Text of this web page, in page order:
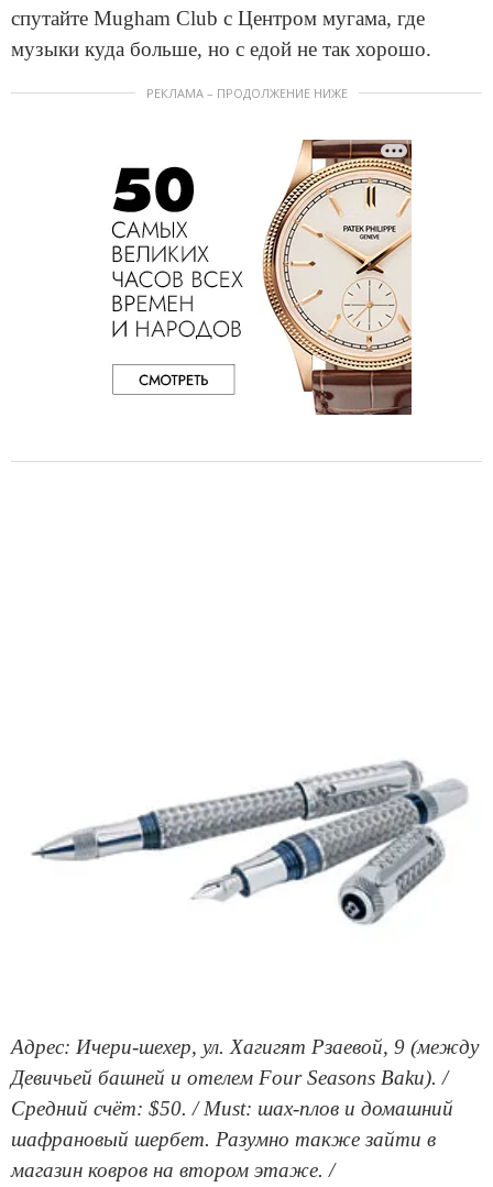
спутайте Mugham Club с Центром мугама, где
музыки куда больше, но с едой не так хорошо.
РЕКЛАМА – ПРОДОЛЖЕНИЕ НИЖЕ
Адрес: Ичери-шехер, ул. Хагигят Рзаевой, 9 (между
Девичьей башней и отелем Four Seasons Baku). /
Средний счёт: $50. / Must: шах-плов и домашний
шафрановый шербет. Разумно также зайти в
магазин ковров на втором этаже. /